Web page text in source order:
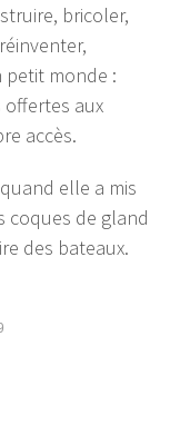
bricoler,
monde :
aux
accès.
elle a mis
coques de gland
des bateaux.